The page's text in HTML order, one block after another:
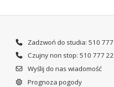
Zadzwoń do studia: 510
Czujny non stop: 510 777
Wyślij do nas wiadomość
Prognoza pogody